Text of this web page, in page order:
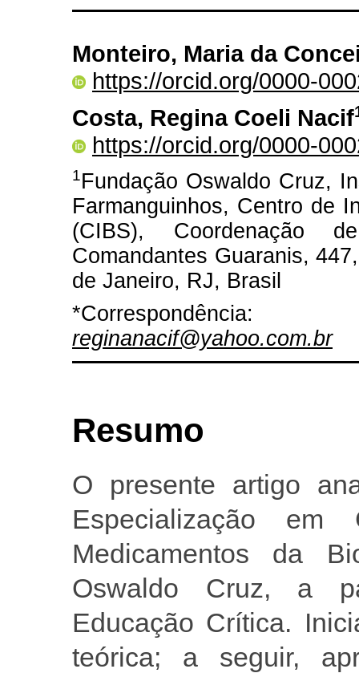
Monteiro, Maria da
https://orcid.org/0000-
Costa, Regina Coeli Nacif
https://orcid.org/0000-
1Fundação Oswaldo Cruz,
Farmanguinhos, Centro de
(CIBS), Coordenação
Comandantes Guaranis,
de Janeiro, RJ, Brasil
*Correspondência:
reginanacif@yahoo.com.br
Resumo
O presente artigo
Especialização
Medicamentos da
Oswaldo Cruz, a
Educação Crítica.
teórica; a seguir,